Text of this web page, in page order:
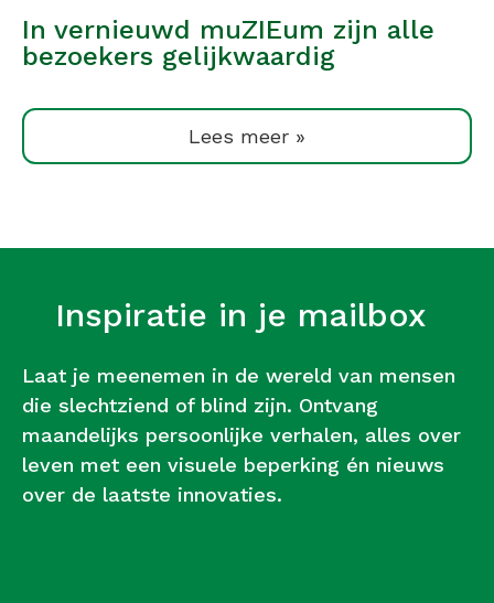
In vernieuwd muZIEum zijn alle
bezoekers gelijkwaardig
Lees meer »
Inspiratie in je mailbox
Laat je meenemen in de wereld van mensen
die slechtziend of blind zijn. Ontvang
maandelijks persoonlijke verhalen, alles over
leven met een visuele beperking én nieuws
over de laatste innovaties.